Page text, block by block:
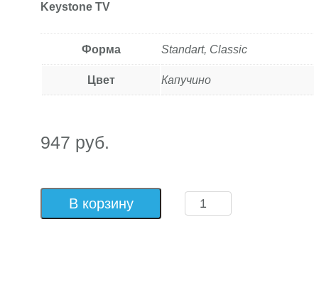
Keystone TV
Форма Standart, Classic
Цвет Капучино
947 руб.
В корзину
Количество